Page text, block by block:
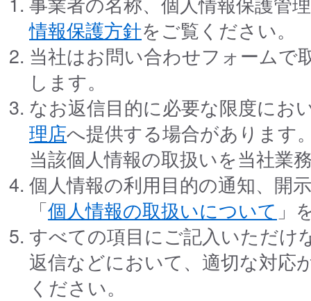
情報保護方針をご覧ください。
当社はお問い合わせフォームで
します。
なお返信目的に必要な限度にお
理店へ提供する場合があります
当該個人情報の取扱いを当社業
個人情報の利用目的の通知、開
「個人情報の取扱いについて 」
すべての項目にご記入いただけ
返信などにおいて、適切な対応
ください。